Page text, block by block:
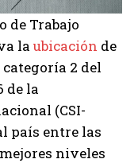
de Trabajo
la ubicación de
2 del
de la
(CSI-
país entre las
niveles